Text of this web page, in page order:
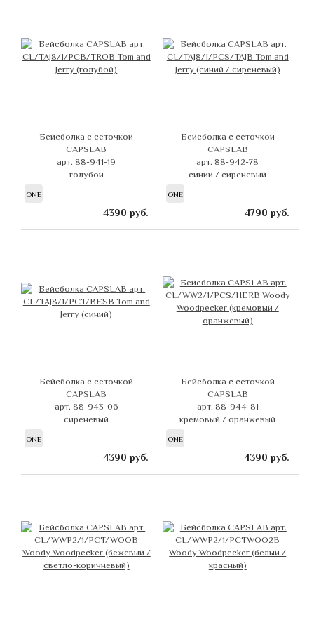
Бейсболка с сеточкой
CAPSLAB
арт. 88-941-19
голубой
ONE
4390 руб.
Бейсболка с сеточкой
CAPSLAB
арт. 88-942-78
синий / сиреневый
ONE
4790 руб.
Бейсболка с сеточкой
CAPSLAB
арт. 88-943-06
сиреневый
ONE
4390 руб.
Бейсболка с сеточкой
CAPSLAB
арт. 88-944-81
кремовый / оранжевый
ONE
4390 руб.